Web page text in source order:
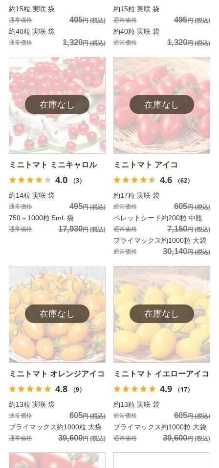
約15粒 実咲 袋
通常価格 495円(税込)
約40粒 実咲 袋
通常価格 1,320円(税込)
約15粒 実咲 袋
通常価格 495円(税込)
約40粒 実咲 袋
通常価格 1,320円(税込)
ミニトマト ミニキャロル
4.0 （3）
約14粒 実咲 袋
通常価格 495円(税込)
750～1000粒 5mL 袋
通常価格 17,930円(税込)
ミニトマト アイコ
4.6 （62）
約17粒 実咲 袋
通常価格 605円(税込)
ペレットシード約200粒 中瓶
通常価格 7,150円(税込)
プライマックス約1000粒 大袋
通常価格 30,140円(税込)
ミニトマト オレンジアイコ
4.8 （9）
約13粒 実咲 袋
通常価格 605円(税込)
プライマックス約1000粒 大袋
通常価格 39,600円(税込)
ミニトマト イエローアイコ
4.9 （17）
約13粒 実咲 袋
通常価格 605円(税込)
プライマックス約1000粒 大袋
通常価格 39,600円(税込)